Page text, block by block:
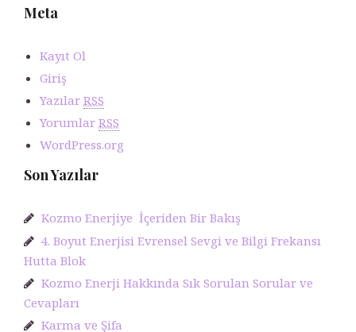
Meta
Kayıt Ol
Giriş
Yazılar RSS
Yorumlar RSS
WordPress.org
Son Yazılar
Kozmo Enerjiye İçeriden Bir Bakış
4. Boyut Enerjisi Evrensel Sevgi ve Bilgi Frekansı
Hutta Blok
Kozmo Enerji Hakkında Sık Sorulan Sorular ve
Cevapları
Karma ve Şifa